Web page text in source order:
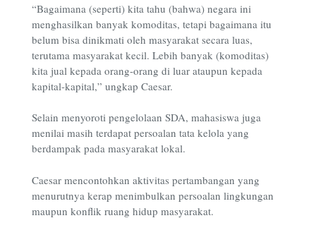
“Bagaimana (seperti) kita tahu (bahwa) negara ini
menghasilkan banyak komoditas, tetapi bagaimana itu
belum bisa dinikmati oleh masyarakat secara luas,
terutama masyarakat kecil. Lebih banyak (komoditas)
kita jual kepada orang-orang di luar ataupun kepada
kapital-kapital,” ungkap Caesar.
Selain menyoroti pengelolaan SDA, mahasiswa juga
menilai masih terdapat persoalan tata kelola yang
berdampak pada masyarakat lokal.
Caesar mencontohkan aktivitas pertambangan yang
menurutnya kerap menimbulkan persoalan lingkungan
maupun konflik ruang hidup masyarakat.